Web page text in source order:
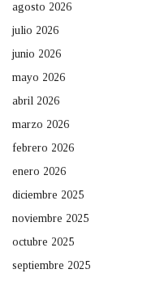
agosto 2026
julio 2026
junio 2026
mayo 2026
abril 2026
marzo 2026
febrero 2026
enero 2026
diciembre 2025
noviembre 2025
octubre 2025
septiembre 2025